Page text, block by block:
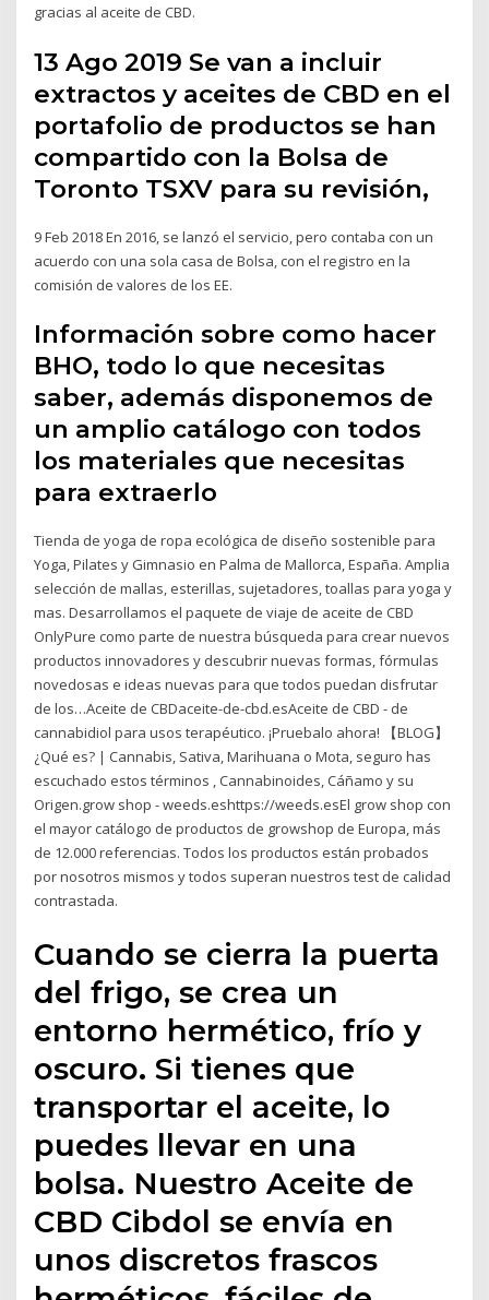
gracias al aceite de CBD.
13 Ago 2019 Se van a incluir
extractos y aceites de CBD en el
portafolio de productos se han
compartido con la Bolsa de
Toronto TSXV para su revisión,
9 Feb 2018 En 2016, se lanzó el servicio, pero contaba con un
acuerdo con una sola casa de Bolsa, con el registro en la
comisión de valores de los EE.
Información sobre como hacer
BHO, todo lo que necesitas
saber, además disponemos de
un amplio catálogo con todos
los materiales que necesitas
para extraerlo
Tienda de yoga de ropa ecológica de diseño sostenible para
Yoga, Pilates y Gimnasio en Palma de Mallorca, España. Amplia
selección de mallas, esterillas, sujetadores, toallas para yoga y
mas. Desarrollamos el paquete de viaje de aceite de CBD
OnlyPure como parte de nuestra búsqueda para crear nuevos
productos innovadores y descubrir nuevas formas, fórmulas
novedosas e ideas nuevas para que todos puedan disfrutar
de los…Aceite de CBDaceite-de-cbd.esAceite de CBD - de
cannabidiol para usos terapéutico. ¡Pruebalo ahora! 【BLOG】
¿Qué es? | Cannabis, Sativa, Marihuana o Mota, seguro has
escuchado estos términos , Cannabinoides, Cáñamo y su
Origen.grow shop - weeds.eshttps://weeds.esEl grow shop con
el mayor catálogo de productos de growshop de Europa, más
de 12.000 referencias. Todos los productos están probados
por nosotros mismos y todos superan nuestros test de calidad
contrastada.
Cuando se cierra la puerta
del frigo, se crea un
entorno hermético, frío y
oscuro. Si tienes que
transportar el aceite, lo
puedes llevar en una
bolsa. Nuestro Aceite de
CBD Cibdol se envía en
unos discretos frascos